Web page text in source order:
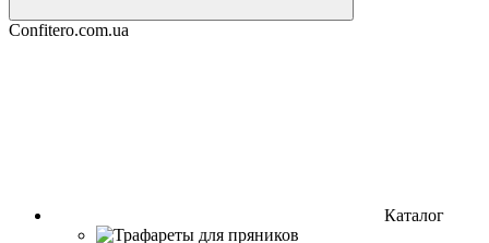
Confitero.com.ua
Каталог